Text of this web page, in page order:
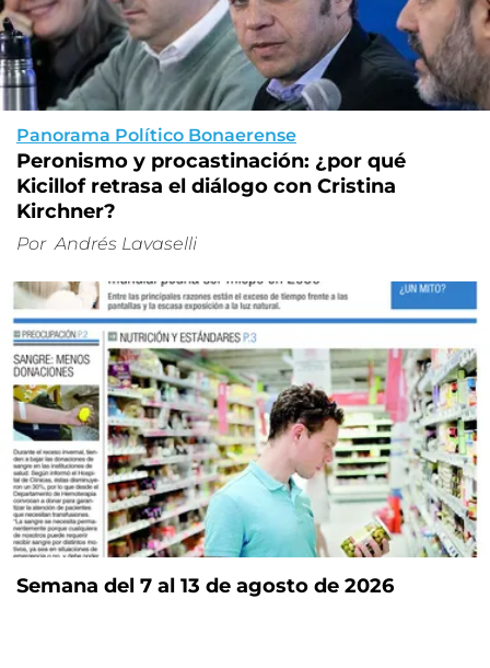
Panorama Político Bonaerense
Peronismo y procastinación: ¿por qué
Kicillof retrasa el diálogo con Cristina
Kirchner?
Por Andrés Lavaselli
Semana del 7 al 13 de agosto de 2026